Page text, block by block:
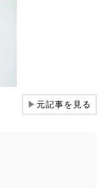
▶元記事を見る